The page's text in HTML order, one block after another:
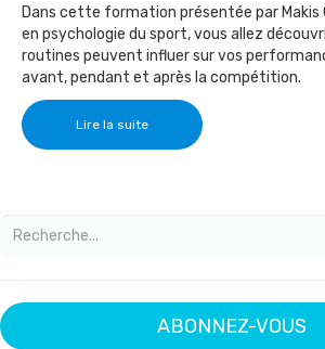
Dans cette formation présentée par Makis
en psychologie du sport, vous allez
routines peuvent influer sur vos
avant, pendant et après la compétition.
Lire la suite
ABONNEZ-VOUS